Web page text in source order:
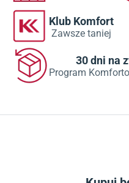
Klub Komfort
Zawsze taniej
30 dni na
Program